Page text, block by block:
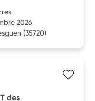
2026
(35720)
des